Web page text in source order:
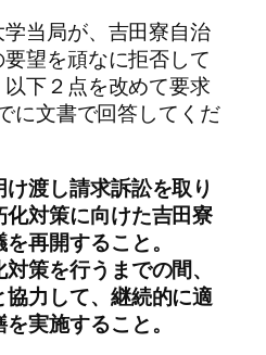
当局が、吉田寮自治
望を頑なに拒否して
下２点を改めて要求
に文書で回答してくだ
渡し請求訴訟を取り
対策に向けた吉田寮
再開すること。
策を行うまでの間、
力して、継続的に適
実施すること。